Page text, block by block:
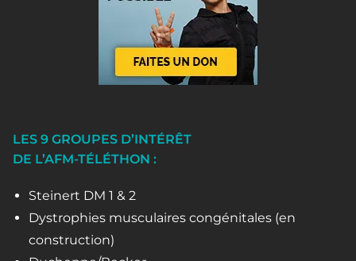
LES 9 GROUPES D’INTÉRÊT
DE L’AFM-TÉLÉTHON :
Steinert DM 1 & 2
Dystrophies musculaires congénitales (en
construction)